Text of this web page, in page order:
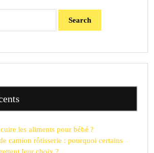
les aliments pour bébé ?
camion rôtisserie : pourquoi certains